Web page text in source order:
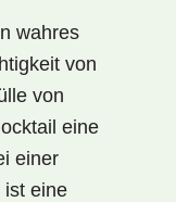
wahres
von
von
eine
einer
ist eine